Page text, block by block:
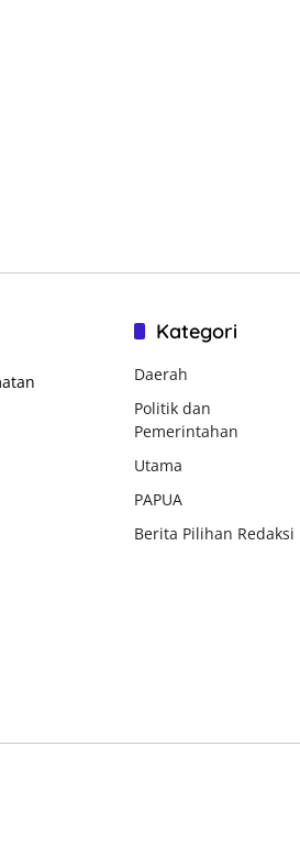
Kategori
Daerah
Politik dan
Pemerintahan
Utama
PAPUA
Berita Pilihan Redaksi